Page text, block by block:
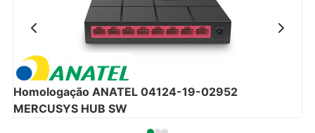
Vga
Voip
Ferramentas-Tools
Homologação ANATEL 04124-19-02952
MERCUSYS HUB SW